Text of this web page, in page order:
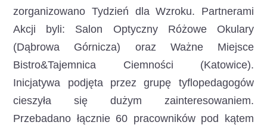
zorganizowano Tydzień dla Wzroku. Partnerami
Akcji byli: Salon Optyczny Różowe Okulary
(Dąbrowa Górnicza) oraz Ważne Miejsce
Bistro&Tajemnica Ciemności (Katowice).
Inicjatywa podjęta przez grupę tyflopedagogów
cieszyła się dużym zainteresowaniem.
Przebadano łącznie 60 pracowników pod kątem